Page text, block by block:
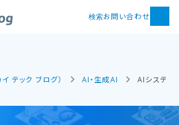
検索お問い合わせ
テック ブログ） AI・生成AI AIシステム